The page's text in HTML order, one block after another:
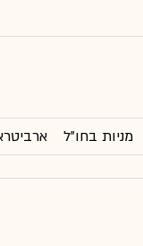
מניות בחו"ל